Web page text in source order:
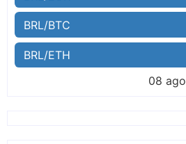
BRL/BTC
BRL/ETH
08 ago